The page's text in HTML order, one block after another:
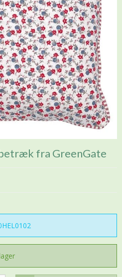
fra GreenGate